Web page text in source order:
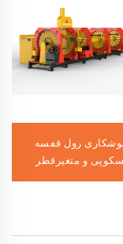
رول قفسه
و متغیرقطر